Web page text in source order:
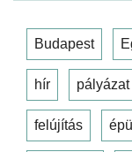
Budapest
hír pályázat
felújítás